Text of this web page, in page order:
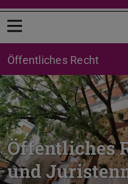
Menü öffnen
Öffentliches Recht
Öffentliches
und